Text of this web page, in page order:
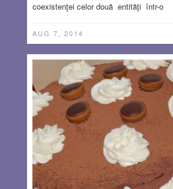
coexistenţei celor două entităţi într-o
AUG 7, 2014